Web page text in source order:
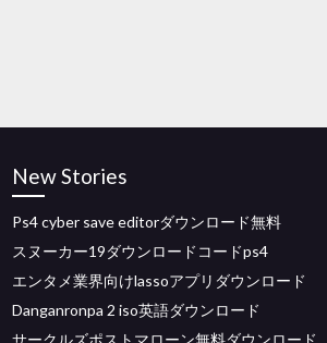
New Stories
Ps4 cyber save editorダウンロード無料
スヌーカー19ダウンロードコードps4
エンタメ業界向けlassoアプリダウンロード
Danganronpa 2 iso英語ダウンロード
サークルズポストマローン無料ダウンロード